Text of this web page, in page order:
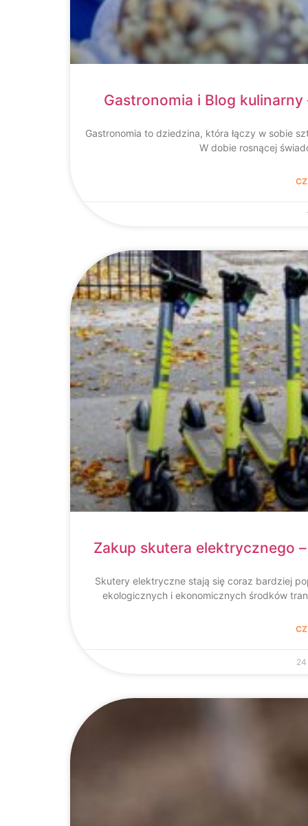
Gastronomia i Blog
Gastronomia to dziedzina, która łączy w sobie
W dobie rosnącej
Zakup skutera elektrycznego
Skutery elektryczne stają się coraz bardziej
ekologicznych i ekonomicznych środków